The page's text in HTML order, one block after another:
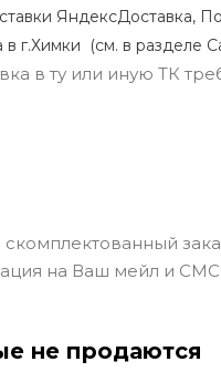
ЯндексДоставка,
в г.Химки (см. в разделе
в ту или иную ТК
на Ваш мейл и
не продаются